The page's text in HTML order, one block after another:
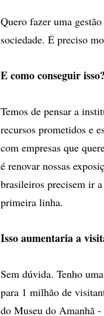
Quero fazer uma
sociedade. É preciso
E como conseguir isso?
Temos de pensar a
recursos prometidos e
com empresas que
é renovar nossas
brasileiros precisem ir
primeira linha.
Isso aumentaria a
Sem dúvida. Tenho
para 1 milhão de
do Museu do Amanhã